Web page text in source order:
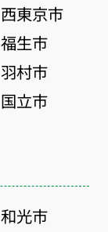
西東京市
福生市
羽村市
国立市
和光市